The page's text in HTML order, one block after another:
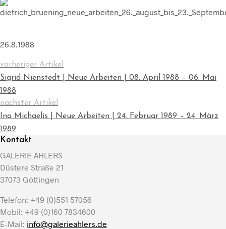
26.8.1988
vorheriger Artikel
Sigrid Nienstedt | Neue Arbeiten | 08. April 1988 – 06. Mai
1988
nächster Artikel
Ina Michaelis | Neue Arbeiten | 24. Februar 1989 – 24. März
1989
Kontakt
GALERIE AHLERS
Düstere Straße 21
37073 Göttingen
Telefon: +49 (0)551 57056
Mobil: +49 (0)160 7834600
E-Mail: info@galerieahlers.de